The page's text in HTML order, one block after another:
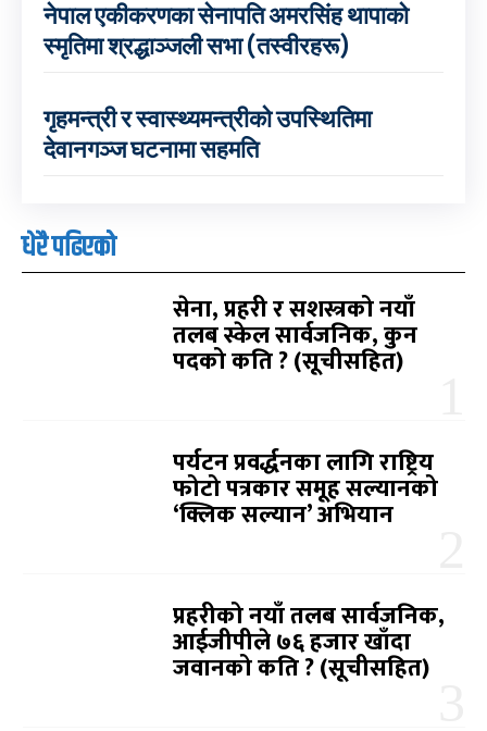
नेपाल एकीकरणका सेनापति अमरसिंह थापाको
स्मृतिमा श्रद्धाञ्जली सभा (तस्वीरहरू)
गृहमन्त्री र स्वास्थ्यमन्त्रीको उपस्थितिमा
देवानगञ्ज घटनामा सहमति
धेरै पढिएको
सेना, प्रहरी र सशस्त्रको नयाँ
तलब स्केल सार्वजनिक, कुन
पदको कति ? (सूचीसहित)
पर्यटन प्रवर्द्धनका लागि राष्ट्रिय
फोटो पत्रकार समूह सल्यानको
‘क्लिक सल्यान’ अभियान
प्रहरीको नयाँ तलब सार्वजनिक,
आईजीपीले ७६ हजार खाँदा
जवानको कति ? (सूचीसहित)